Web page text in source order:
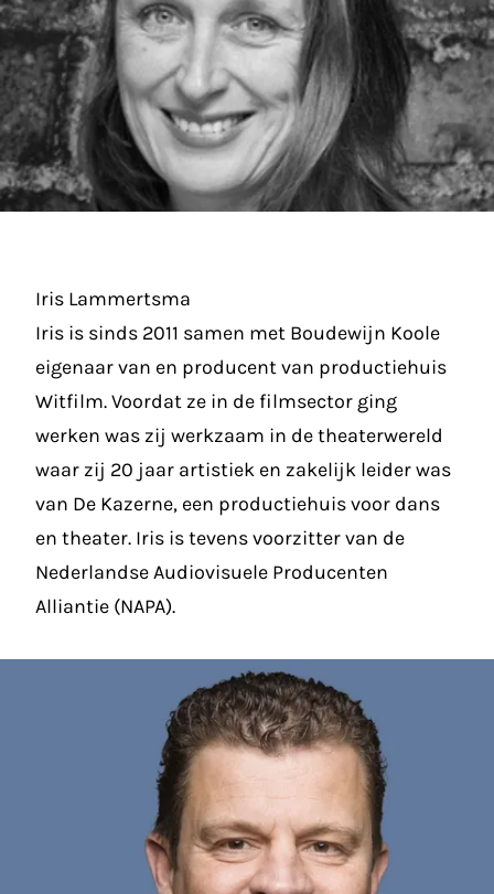
Iris Lammertsma
Iris is sinds 2011 samen met Boudewijn Koole
eigenaar van en producent van productiehuis
Witfilm. Voordat ze in de filmsector ging
werken was zij werkzaam in de theaterwereld
waar zij 20 jaar artistiek en zakelijk leider was
van De Kazerne, een productiehuis voor dans
en theater. Iris is tevens voorzitter van de
Nederlandse Audiovisuele Producenten
Alliantie (NAPA).